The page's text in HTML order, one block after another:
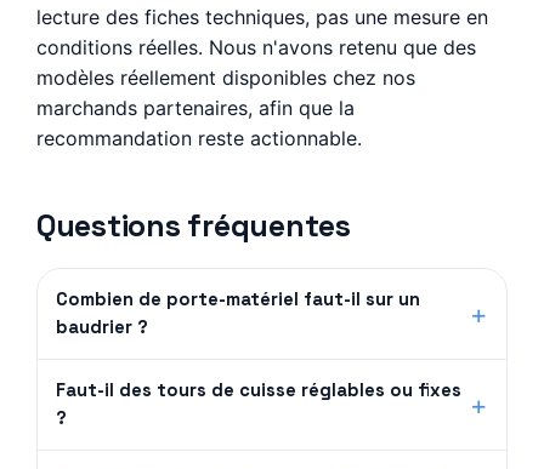
lecture des fiches techniques, pas une mesure en
conditions réelles. Nous n'avons retenu que des
modèles réellement disponibles chez nos
marchands partenaires, afin que la
recommandation reste actionnable.
Questions fréquentes
Combien de porte-matériel faut-il sur un
baudrier ?
Faut-il des tours de cuisse réglables ou fixes
?